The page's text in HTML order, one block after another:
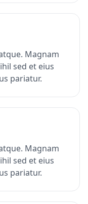
Magnam
sed et eius
pariatur.
Magnam
sed et eius
pariatur.